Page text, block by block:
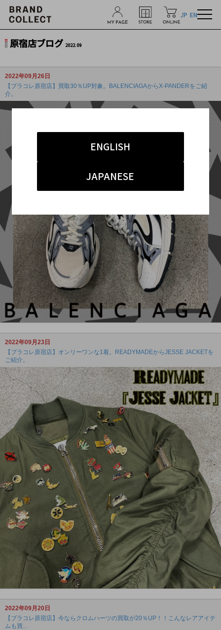
JP EN
ENGLISH
JAPANESE
原宿店ブログ 2022.09
2022年09月26日
【ブラコレ原宿店】買取30％UP対象。BALENCIAGAからX-PANDERをご紹
介。
2022年09月23日
【ブラコレ原宿店】オンリーワンな1着。READYMADEからJESSE JACKETを
ご紹介。
2022年09月20日
【ブラコレ原宿店】今ならクロムハーツの買取が20％UP！！こんなレアアイテ
ムも買...